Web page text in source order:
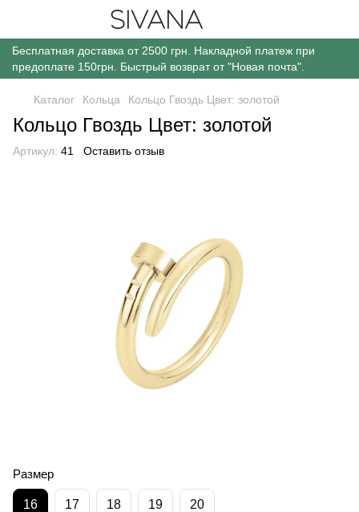
Бесплатная доставка от 2500 грн. Накладной платеж при
предоплате 150грн. Быстрый возврат от "Новая почта".
Каталог Кольца Кольцо Гвоздь Цвет: золотой
Кольцо Гвоздь Цвет: золотой
Артикул: 41 Оставить отзыв
Размер
16 17 18 19 20